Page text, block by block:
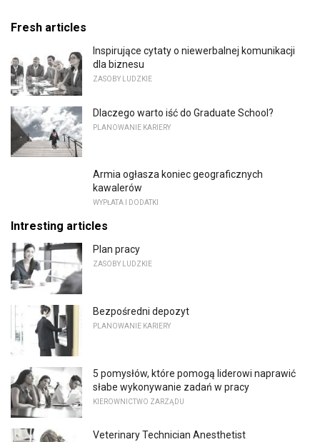
Fresh articles
Inspirujące cytaty o niewerbalnej komunikacji
dla biznesu
ZASOBY LUDZKIE
Dlaczego warto iść do Graduate School?
PLANOWANIE KARIERY
Armia ogłasza koniec geograficznych
kawalerów
WYPŁATA I DODATKI
Intresting articles
Plan pracy
ZASOBY LUDZKIE
Bezpośredni depozyt
PLANOWANIE KARIERY
5 pomysłów, które pomogą liderowi naprawić
słabe wykonywanie zadań w pracy
KIEROWNICTWO ZARZĄDU
Veterinary Technician Anesthetist